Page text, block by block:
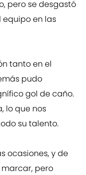
pero se desgastó
en las
tanto en el
pudo
gol de caño.
lo que nos
su talento.
ocasiones, y de
pero